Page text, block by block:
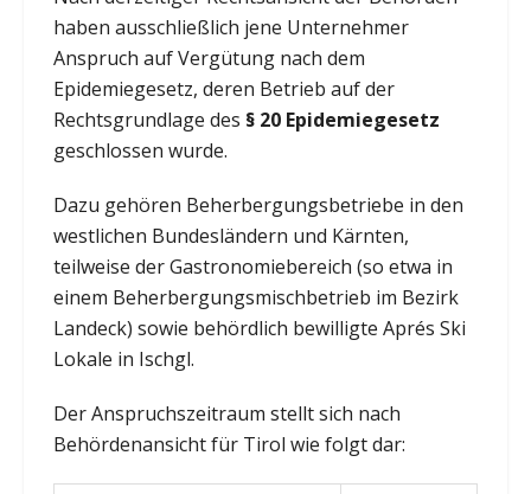
haben ausschließlich jene Unternehmer
Anspruch auf Vergütung nach dem
Epidemiegesetz, deren Betrieb auf der
Rechtsgrundlage des § 20 Epidemiegesetz
geschlossen wurde.
Dazu gehören Beherbergungsbetriebe in den
westlichen Bundesländern und Kärnten,
teilweise der Gastronomiebereich (so etwa in
einem Beherbergungsmischbetrieb im Bezirk
Landeck) sowie behördlich bewilligte Aprés Ski
Lokale in Ischgl.
Der Anspruchszeitraum stellt sich nach
Behördenansicht für Tirol wie folgt dar: